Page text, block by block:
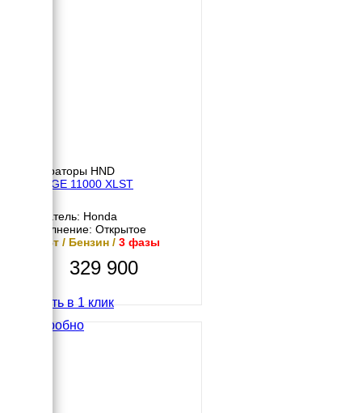
Генераторы HND
HND GE 11000 XLST
Двигатель: Honda
Исполнение: Открытое
10 кВт / Бензин / 3 фазы
329 900
Купить в 1 клик
Подробно